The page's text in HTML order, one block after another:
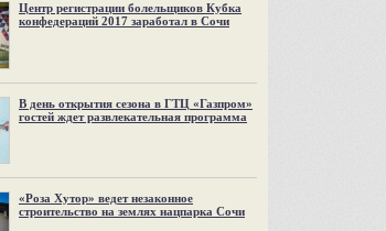
Центр регистрации болельщиков Кубка
конфедераций 2017 заработал в Сочи
В день открытия сезона в ГТЦ «Газпром»
гостей ждет развлекательная программа
«Роза Хутор» ведет незаконное
строительство на землях нацпарка Сочи